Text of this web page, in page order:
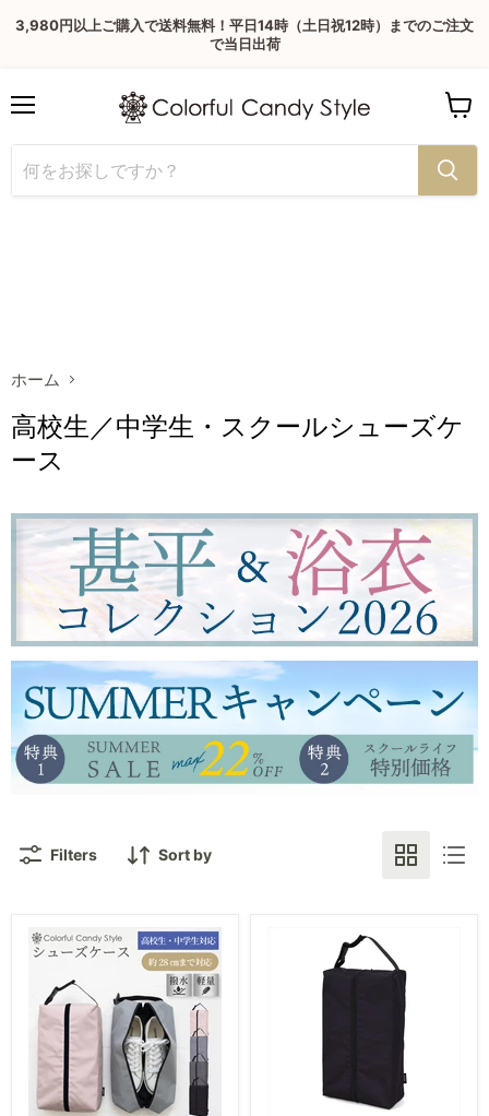
3,980円以上ご購入で送料無料！平日14時（土日祝12時）までのご注文
で当日出荷
cart
ホーム
高校生／中学生・スクールシューズケ
ース
Filters Sort by